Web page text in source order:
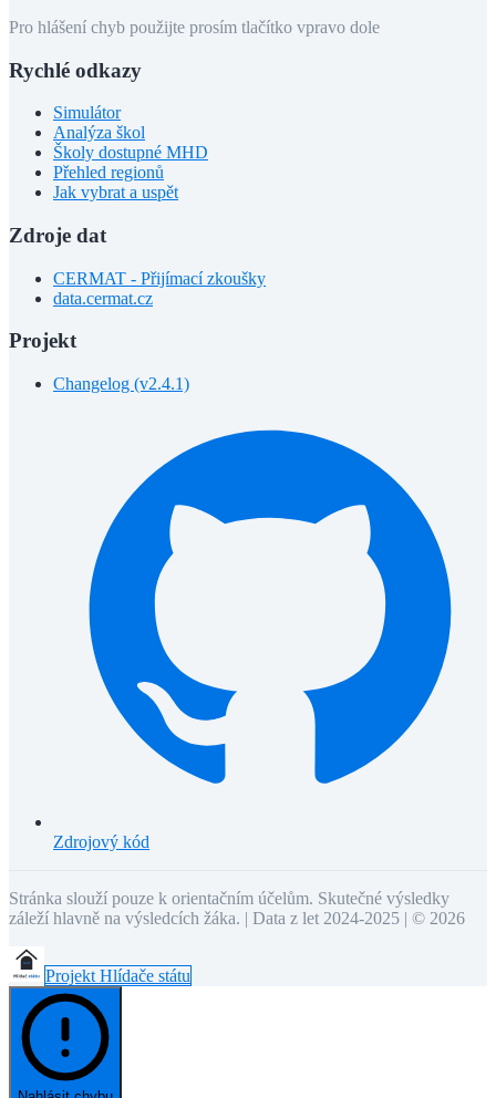
Pro hlášení chyb použijte prosím tlačítko vpravo dole
Rychlé odkazy
Simulátor
Analýza škol
Školy dostupné MHD
Přehled regionů
Jak vybrat a uspět
Zdroje dat
CERMAT - Přijímací zkoušky
data.cermat.cz
Projekt
Changelog (v2.4.1)
Zdrojový kód
Stránka slouží pouze k orientačním účelům. Skutečné výsledky
záleží hlavně na výsledcích žáka. | Data z let 2024-2025 | © 2026
Projekt Hlídače státu